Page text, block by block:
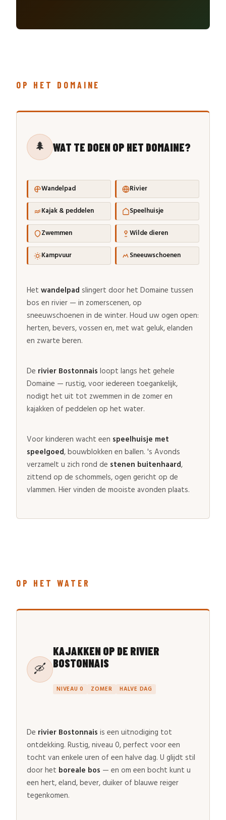
OP HET DOMAINE
🌲 WAT TE DOEN OP HET DOMAINE?
Wandelpad Rivier
Kajak & peddelen Speelhuisje
Zwemmen Wilde dieren
Kampvuur Sneeuwschoenen
Het wandelpad slingert door het Domaine tussen
bos en rivier — in zomerscenen, op
sneeuwschoenen in de winter. Houd uw ogen open:
herten, bevers, vossen en, met wat geluk, elanden
en zwarte beren.
De rivier Bostonnais loopt langs het gehele
Domaine — rustig, voor iedereen toegankelijk,
nodigt het uit tot zwemmen in de zomer en
kajakken of peddelen op het water.
Voor kinderen wacht een speelhuisje met
speelgoed, bouwblokken en ballen. 's Avonds
verzamelt u zich rond de stenen buitenhaard,
zittend op de schommels, ogen gericht op de
vlammen. Hier vinden de mooiste avonden plaats.
OP HET WATER
🛶
KAJAKKEN OP DE RIVIER
BOSTONNAIS
NIVEAU 0 ZOMER HALVE DAG
De rivier Bostonnais is een uitnodiging tot
ontdekking. Rustig, niveau 0, perfect voor een
tocht van enkele uren of een halve dag. U glijdt stil
door het boreale bos — en om een bocht kunt u
een hert, eland, bever, duiker of blauwe reiger
tegenkomen.